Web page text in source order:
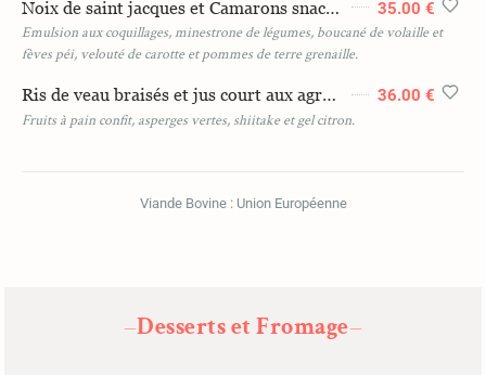
Noix de saint jacques et Camarons snackés
35.00 €
Emulsion aux coquillages, minestrone de légumes, boucané de volaille et
fèves péi, velouté de carotte et pommes de terre grenaille.
Ris de veau braisés et jus court aux agrumes
36.00 €
Fruits à pain confit, asperges vertes, shiitake et gel citron.
Viande Bovine : Union Européenne
—Desserts et Fromage—